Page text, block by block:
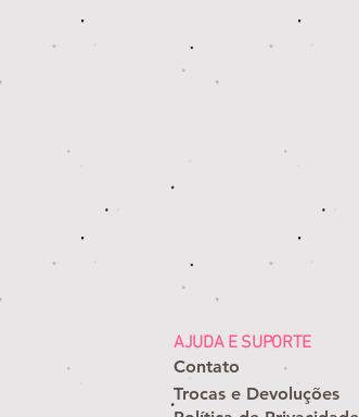
AJUDA E SUPORTE
Contato
Trocas e Devoluções